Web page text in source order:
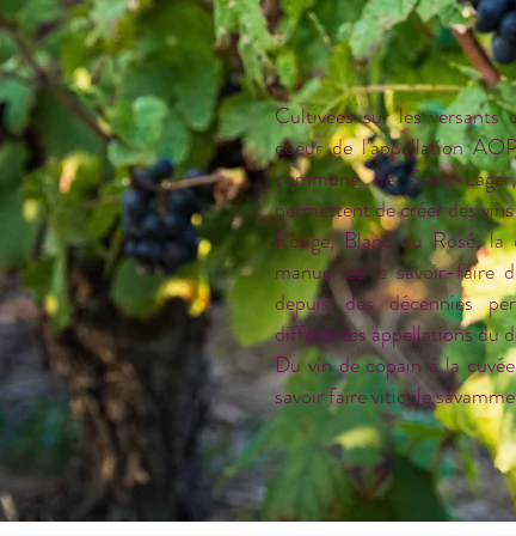
Cultivées sur les
coeur de l'appellation
commune de Saint-
permettent de créer des
Rouge, Blanc ou Rosé,
manuel et le savoir-faire
depuis des décennies
différentes appellations du
Du vin de copain à la
savoir faire viticole